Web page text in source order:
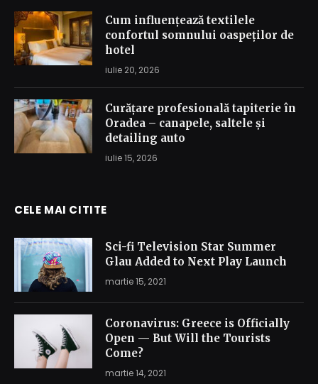
Cum influențează textilele
confortul somnului oaspeților de
hotel
iulie 20, 2026
Curățare profesională tapiterie în
Oradea – canapele, saltele și
detailing auto
iulie 15, 2026
CELE MAI CITITE
Sci-fi Television Star Summer
Glau Added to Next Play Launch
martie 15, 2021
Coronavirus: Greece is Officially
Open — But Will the Tourists
Come?
martie 14, 2021